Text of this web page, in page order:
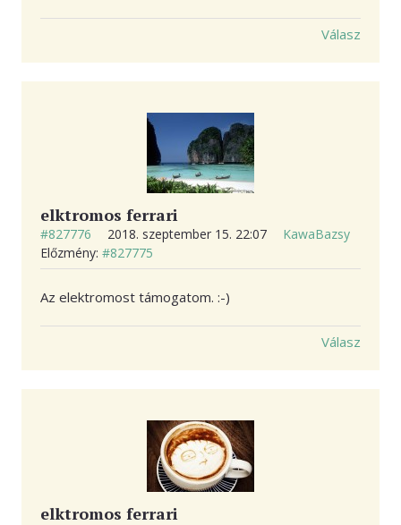
Válasz
elktromos ferrari
#827776 2018. szeptember 15. 22:07
KawaBazsy
Előzmény: #827775
Az elektromost támogatom. :-)
Válasz
elktromos ferrari